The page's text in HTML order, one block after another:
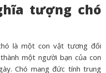
tượng chó
là một con vật tương đối
một người bạn của con
Chó mang đức tính trung